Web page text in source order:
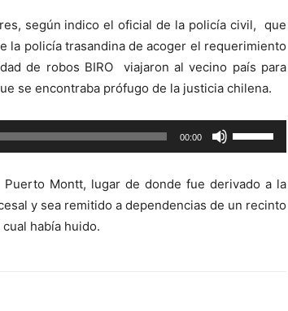
de
flecha
arriba/abajo
para
aumentar
o
el
volumen.
según indico el oficial de la policía civil, que
la policía trasandina de acoger el requerimiento
de robos BIRO viajaron al vecino país para
se encontraba prófugo de la justicia chilena.
00:00
las
de
flecha
Montt, lugar de donde fue derivado a la
y sea remitido a dependencias de un recinto
había huido.